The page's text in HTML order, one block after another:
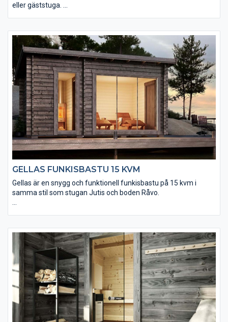
eller gäststuga.
husvagn ska sitta
• Taket utgörs av en slätspontspanel som är ändspontad
• Golvet och takpanelen är möbeltorr vilket ger god
formstabilitet
• Virket är av tålig senvuxen fura och rejält dimensionerat
(45x145 mm)
GELLAS FUNKISBASTU 15 KVM
Gellas är en snygg och funktionell funkisbastu på 15 kvm i
samma stil som stugan Jutis och boden Råvo.
• Välj mellan tre tillbehörspaket (endast till relaxdelen)
• Det skjutbara glaspartiet är av härdat isolerglas
• Taket utgörs av en slätspontspanel som är ändspontad
• Golvet och takpanelen är möbeltorr för god formstabilitet
• Takpaket med eller utan shingel kan köpas till
• Ett extra timmervarv kan köpas till